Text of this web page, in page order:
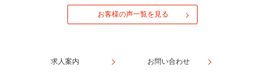
お客様の声一覧を見る
求人案内 お問い合わせ